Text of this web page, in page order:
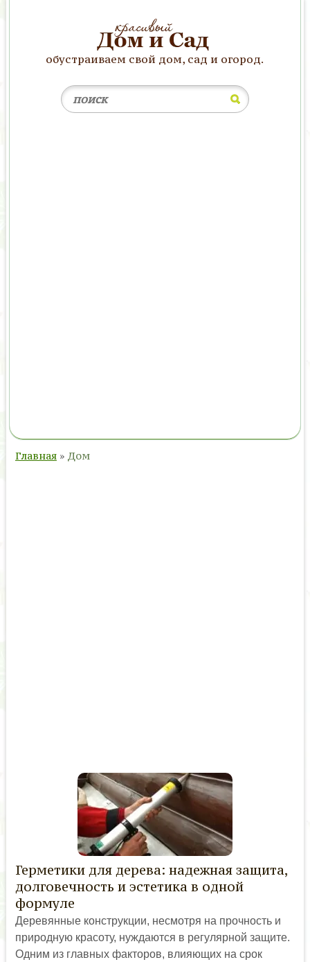
обустраиваем свой дом, сад и огород.
Главная » Дом
Герметики для дерева: надежная защита,
долговечность и эстетика в одной
формуле
Деревянные конструкции, несмотря на прочность и
природную красоту, нуждаются в регулярной защите.
Одним из главных факторов, влияющих на срок